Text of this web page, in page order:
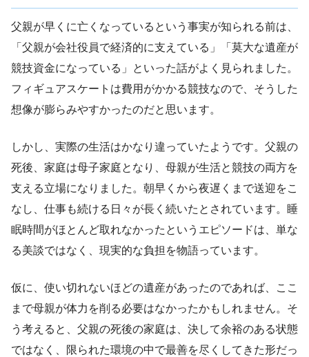
父親が早くに亡くなっているという事実が知られる前は、
「父親が会社役員で経済的に支えている」「莫大な遺産が
競技資金になっている」といった話がよく見られました。
フィギュアスケートは費用がかかる競技なので、そうした
想像が膨らみやすかったのだと思います。
しかし、実際の生活はかなり違っていたようです。父親の
死後、家庭は母子家庭となり、母親が生活と競技の両方を
支える立場になりました。朝早くから夜遅くまで送迎をこ
なし、仕事も続ける日々が長く続いたとされています。睡
眠時間がほとんど取れなかったというエピソードは、単な
る美談ではなく、現実的な負担を物語っています。
仮に、使い切れないほどの遺産があったのであれば、ここ
まで母親が体力を削る必要はなかったかもしれません。そ
う考えると、父親の死後の家庭は、決して余裕のある状態
ではなく、限られた環境の中で最善を尽くしてきた形だっ